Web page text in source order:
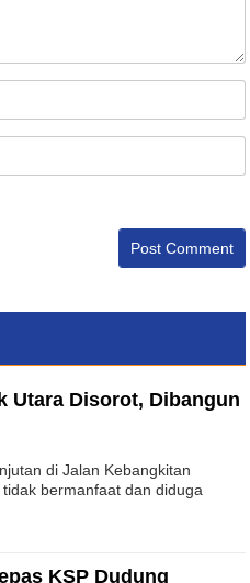
Utara Disorot, Dibangun
di Jalan Kebangkitan
bermanfaat dan diduga
KSP Dudung